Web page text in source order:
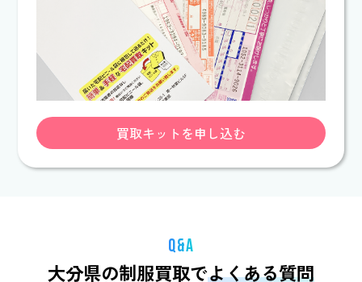
買取キットを申し込む
Q&A
大分県の制服買取でよくある質問